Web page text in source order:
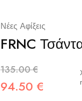
Νέες Αφίξεις
FRNC
135.00€
94.50 €